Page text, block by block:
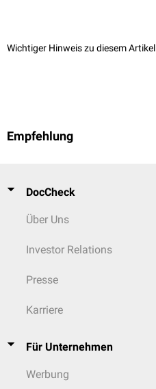
Wichtiger Hinweis zu diesem Artikel
Empfehlung
DocCheck
Über Uns
Investor Relations
Presse
Karriere
Für Unternehmen
Werbung